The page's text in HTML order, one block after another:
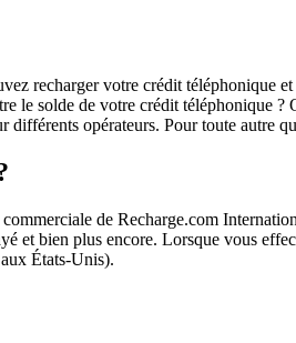
recharger votre crédit téléphonique
le solde de votre crédit téléphonique
différents opérateurs. Pour toute autre
de Recharge.com
et bien plus encore. Lorsque vous
États-Unis).